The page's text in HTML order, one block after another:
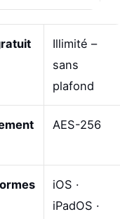
Illimité –
sans
plafond
AES-256
iOS ·
iPadOS ·